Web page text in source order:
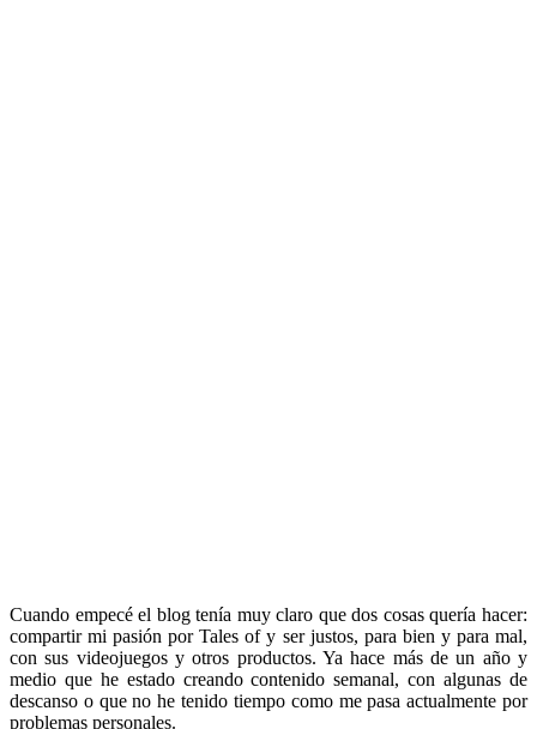
Cuando empecé el blog tenía muy claro que dos cosas quería hacer:
compartir mi pasión por Tales of y ser justos, para bien y para mal,
con sus videojuegos y otros productos. Ya hace más de un año y
medio que he estado creando contenido semanal, con algunas de
descanso o que no he tenido tiempo como me pasa actualmente por
problemas personales.